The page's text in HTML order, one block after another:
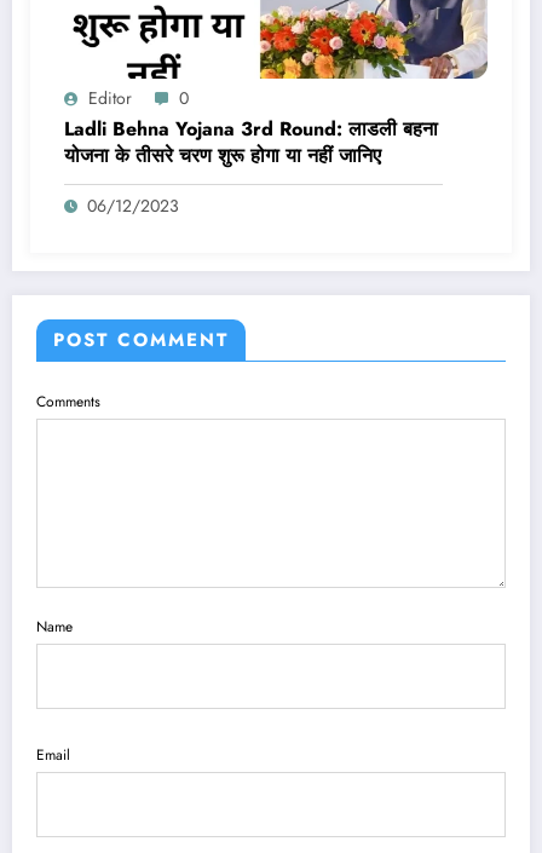
Editor 0
Ladli Behna Yojana 3rd Round: लाडली बहना
योजना के तीसरे चरण शुरू होगा या नहीं जानिए
06/12/2023
POST COMMENT
Comments
Name
Email